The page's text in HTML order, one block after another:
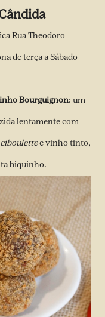
Rua Theodoro
de terça a Sábado
Bourguignon: um
lentamente com
ciboulettee vinho tinto,
biquinho.